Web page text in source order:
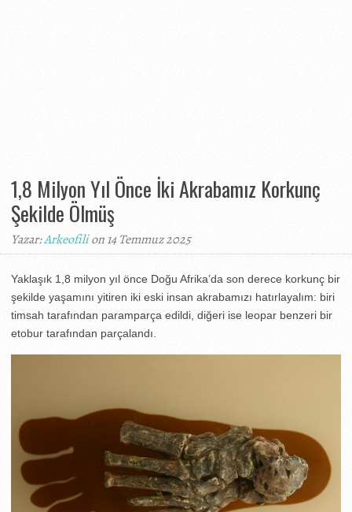
1,8 Milyon Yıl Önce İki Akrabamız Korkunç
Şekilde Ölmüş
Yazar:Arkeofilion 14 Temmuz 2025
Yaklaşık 1,8 milyon yıl önce Doğu Afrika’da son derece korkunç bir
şekilde yaşamını yitiren iki eski insan akrabamızı hatırlayalım: biri
timsah tarafından paramparça edildi, diğeri ise leopar benzeri bir
etobur tarafından parçalandı.